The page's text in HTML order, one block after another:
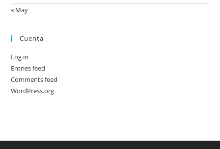
« May
Cuenta
Log in
Entries feed
Comments feed
WordPress.org